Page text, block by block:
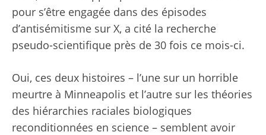
pour s’être engagée dans des épisodes
d’antisémitisme sur X, a cité la recherche
pseudo-scientifique près de 30 fois ce mois-ci.
Oui, ces deux histoires – l’une sur un horrible
meurtre à Minneapolis et l’autre sur les théories
des hiérarchies raciales biologiques
reconditionnées en science – semblent avoir